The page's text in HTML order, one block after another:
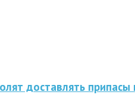
доставлять припасы